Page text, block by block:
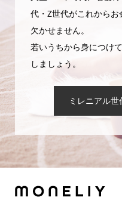
代・Z世代がこれから
欠かせません。
若いうちから身につけ
しましょう。
ミレニアル